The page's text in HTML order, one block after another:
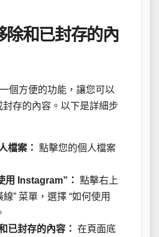
除和已封存的內
個方便的功能，讓您可以
存的內容。以下是詳細步
檔案： 點擊您的個人檔案
用 Instagram”： 點擊右上
線” 菜單，選擇 “如何使用
已封存的內容： 在頁面底